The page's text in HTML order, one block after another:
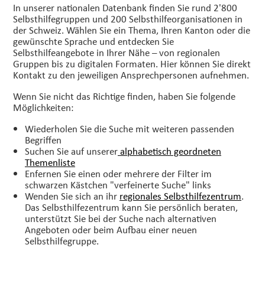
In unserer nationalen Datenbank finden Sie rund 2'800
Selbsthilfegruppen und 200 Selbsthilfeorganisationen in
der Schweiz. Wählen Sie ein Thema, Ihren Kanton oder die
gewünschte Sprache und entdecken Sie
Selbsthilfeangebote in Ihrer Nähe – von regionalen
Gruppen bis zu digitalen Formaten. Hier können Sie direkt
Kontakt zu den jeweiligen Ansprechpersonen aufnehmen.
Wenn Sie nicht das Richtige finden, haben Sie folgende
Möglichkeiten:
Wiederholen Sie die Suche mit weiteren passenden
Begriffen
Suchen Sie auf unsereralphabetisch geordneten
Themenliste
Enfernen Sie einen oder mehrere der Filter im
schwarzen Kästchen "verfeinerte Suche" links
Wenden Sie sich an ihr regionales Selbsthilfezentrum.
Das Selbsthilfezentrum kann Sie persönlich beraten,
unterstützt Sie bei der Suche nach alternativen
Angeboten oder beim Aufbau einer neuen
Selbsthilfegruppe.